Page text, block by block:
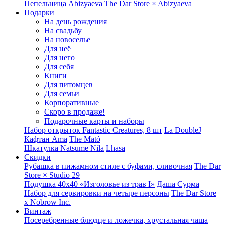
Пепельница Abizyaeva The Dar Store × Abizyaeva
Подарки
На день рождения
На свадьбу
На новоселье
Для неё
Для него
Для себя
Книги
Для питомцев
Для семьи
Корпоративные
Скоро в продаже!
Подарочные карты и наборы
Набор открыток Fantastic Creatures, 8 шт La DoubleJ
Кафтан Ama The Mató
Шкатулка Natsume Nila Lhasa
Скидки
Рубашка в пижамном стиле с буфами, сливочная The Dar
Store × Studio 29
Подушка 40x40 «Изголовье из трав I» Даша Сурма
Набор для сервировки на четыре персоны The Dar Store
х Nobrow Inc.
Винтаж
Посеребренные блюдце и ложечка, хрустальная чаша